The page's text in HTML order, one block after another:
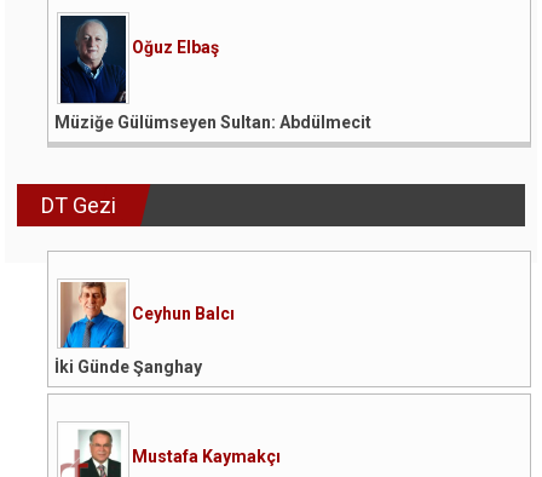
Oğuz Elbaş
Müziğe Gülümseyen Sultan: Abdülmecit
DT Gezi
Ceyhun Balcı
İki Günde Şanghay
Mustafa Kaymakçı